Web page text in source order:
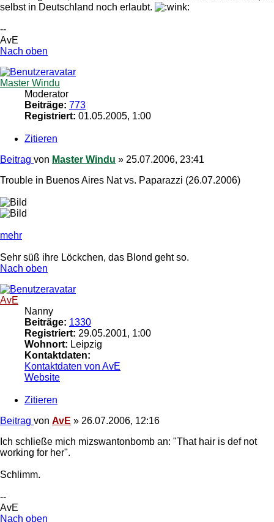
selbst in Deutschland noch erlaubt.
--
AvE
Nach oben
Master Windu
Moderator
Beiträge: 773
Registriert: 01.05.2005, 1:00
Zitieren
Beitrag von Master Windu » 25.07.2006, 23:41
Trouble in Buenos Aires Nat vs. Paparazzi (26.07.2006)
mehr
Sehr süß ihre Löckchen, das Blond geht so.
Nach oben
AvE
Nanny
Beiträge: 1330
Registriert: 29.05.2001, 1:00
Wohnort: Leipzig
Kontaktdaten:
Kontaktdaten von AvE
Website
Zitieren
Beitrag von AvE » 26.07.2006, 12:16
Ich schließe mich mizswantonbomb an: "That hair is def not
working for her".
Schlimm.
--
AvE
Nach oben